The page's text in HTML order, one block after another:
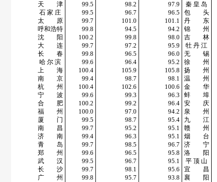
天 津
99.5 98.2 97.9
秦 皇 岛
石 家 庄
99.5 96.7 96.5
包 头
太 原
99.7 101.0 101.1
丹 东
呼和浩特
99.8 94.5 94.2
锦 州
沈 阳
100.2 99.8 98.0
吉 林
大 连
99.7 97.2 95.9
牡 丹 江
长 春
99.8 96.5 96.0
无 锡
哈 尔 滨
99.6 96.4 95.2
徐 州
上 海
100.4 105.9 105.8
扬 州
南 京
99.4 98.7 98.1
温 州
杭 州
100.4 102.6 100.6
金 华
宁 波
99.6 99.3 96.3
蚌 埠
合 肥
100.2 99.2 96.4
安 庆
福 州
100.0 97.0 94.2
泉 州
厦 门
99.5 98.7 95.4
九 江
南 昌
99.7 95.2 95.1
赣 州
济 南
99.4 96.3 95.1
烟 台
青 岛
99.7 98.5 96.7
济 宁
郑 州
99.6 96.5 95.8
洛 阳
武 汉
99.5 96.7 95.1
平 顶 山
长 沙
99.7 98.1 95.6
宜 昌
广 州
99.8 95.7 93.8
襄 阳